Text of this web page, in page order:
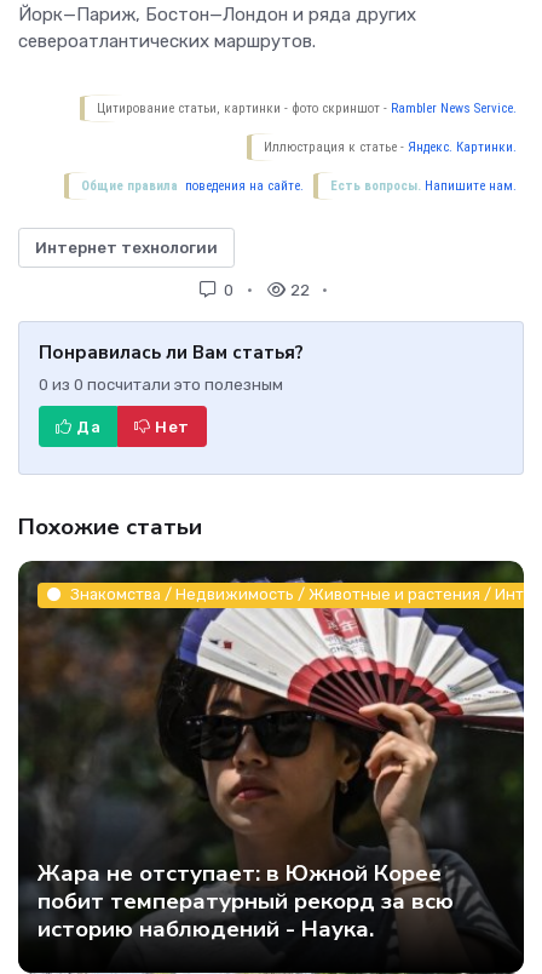
Йорк—Париж, Бостон—Лондон и ряда других
североатлантических маршрутов.
Цитирование статьи, картинки - фото скриншот - Rambler News Service.
Иллюстрация к статье - Яндекс. Картинки.
Есть вопросы. Напишите нам.
Общие правила поведения на сайте.
Интернет технологии
0 22
Понравилась ли Вам статья?
0 из 0 посчитали это полезным
Да Нет
Похожие статьи
Знакомства / Недвижимость / Животные и растения /
Жара не отступает: в Южной Корее
побит температурный рекорд за всю
историю наблюдений - Наука.